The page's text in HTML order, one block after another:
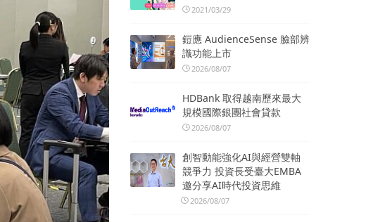
2021/03/29
鎧應 AudienceSense 臉部辨
識功能上市
2026/08/07
HDBank 取得越南歷來最大
規模國際銀團社會貸款
2026/08/07
創智動能強化AI與經營雙軸
競爭力 投資長受臺大EMBA
邀分享AI時代投資思維
2026/08/07